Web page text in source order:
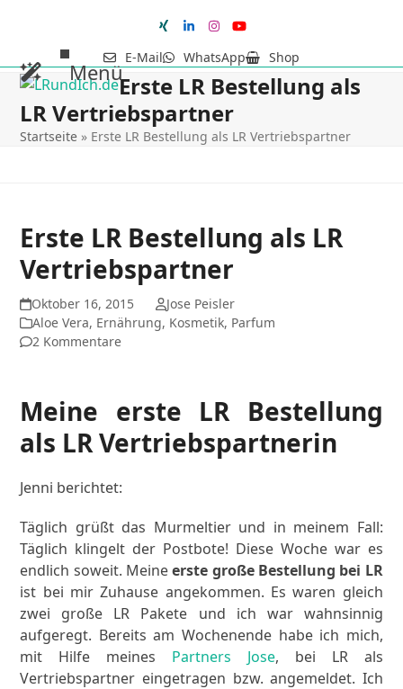
XingLinkedInInstagram
YouTube
E-Mail
WhatsApp Shop
Parfum
Finder
Menü
Open
mobile
menu
Schließe
mobile
menu
Erste LR Bestellung als
LR Vertriebspartner
Startseite » Erste LR Bestellung als LR Vertriebspartner
Erste LR Bestellung als LR
Vertriebspartner
Oktober 16, 2015
Jose Peisler
Aloe Vera, Ernährung, Kosmetik, Parfum
2 Kommentare
Meine erste LR Bestellung
als LR Vertriebspartnerin
Jenni berichtet:
Täglich grüßt das Murmeltier und in meinem Fall:
Täglich klingelt der Postbote! Diese Woche war es
endlich soweit. Meineerste große Bestellung bei LR
ist bei mir Zuhause angekommen. Es waren gleich
zwei große LR Pakete und ich war wahnsinnig
aufgeregt. Bereits am Wochenende habe ich mich,
mit Hilfe meines Partners Jose, bei LR als
Vertriebspartner eingetragen bzw. angemeldet. Ich